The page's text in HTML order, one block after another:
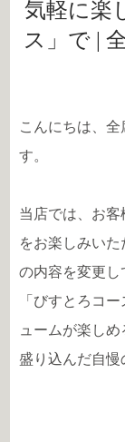
気軽に楽
ス」で |
こんにちは、
す。
当店では、お
をお楽しみい
の内容を変更し
「びすとろコ
ュームが楽し
盛り込んだ自慢